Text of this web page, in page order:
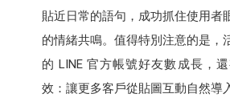
貼近日常的語句，成功抓住使用者
的情緒共鳴。值得特別注意的是，
的 LINE 官方帳號好友數成長，
效：讓更多客戶從貼圖互動自然導